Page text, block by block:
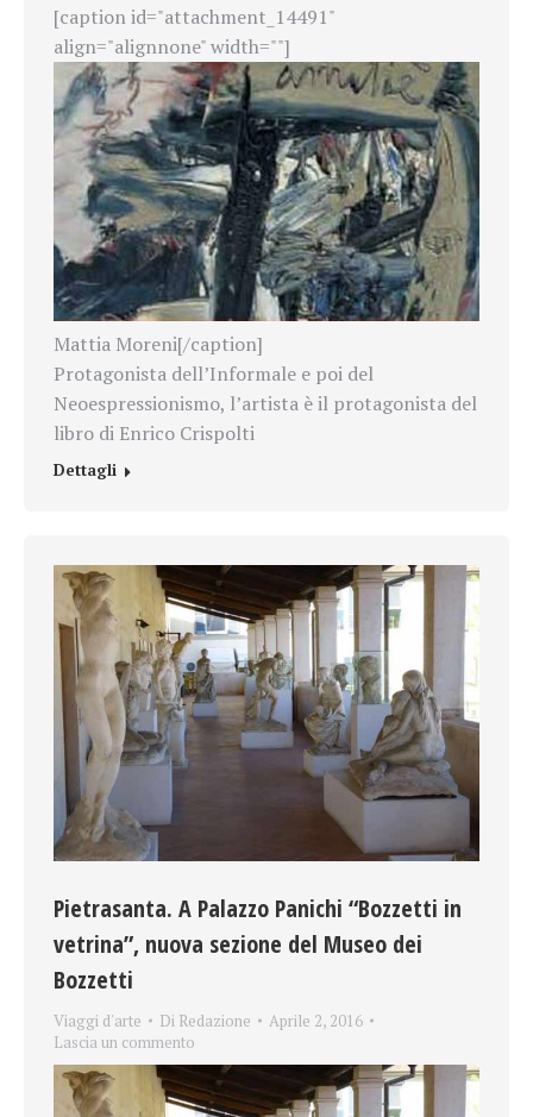
[caption id="attachment_14491"
align="alignnone" width=""]
Mattia Moreni[/caption]
Protagonista dell’Informale e poi del
Neoespressionismo, l’artista è il protagonista del
libro di Enrico Crispolti
Dettagli
Pietrasanta. A Palazzo Panichi “Bozzetti in
vetrina”, nuova sezione del Museo dei
Bozzetti
Viaggi d'arte Di Redazione
Aprile 2, 2016
Lascia un commento